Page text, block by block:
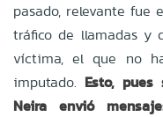
pasado, relevante fue
tráfico de llamadas y
víctima, el que no
imputado. Esto, pues
Neira envió